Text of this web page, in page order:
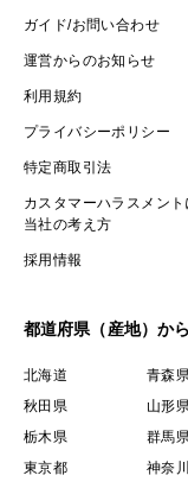
ガイド/お問い合わせ
運営からのお知らせ
利用規約
プライバシーポリシー
特定商取引法
カスタマーハラスメント
当社の考え方
採用情報
都道府県（産地）か
北海道 青森県
秋田県
山形県
栃木県
群馬県
東京都
神奈